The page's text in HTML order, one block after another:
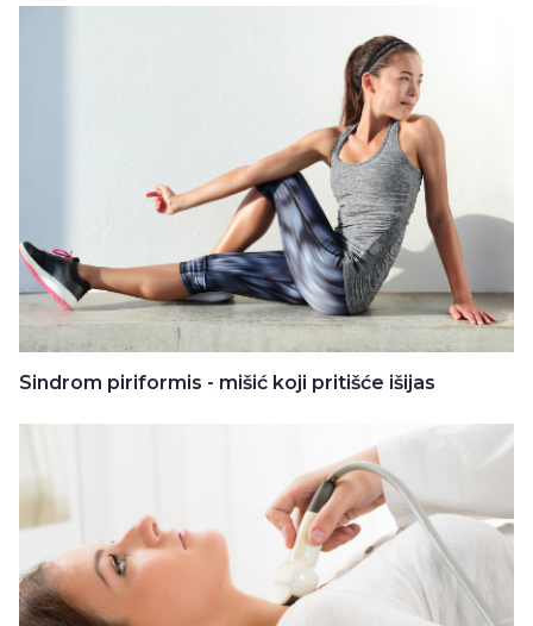
Sindrom piriformis - mišić koji pritišće išijas